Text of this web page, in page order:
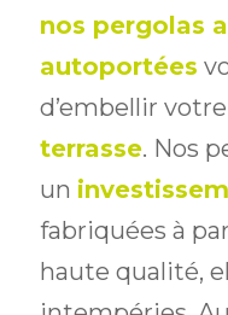
nos pergolas
autoportées
d’embellir votre
terrasse. Nos
un
fabriquées à
haute qualité,